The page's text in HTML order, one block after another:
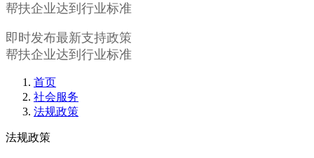
帮扶企业达到行业标准
即时发布最新支持政策
帮扶企业达到行业标准
首页
社会服务
法规政策
法规政策